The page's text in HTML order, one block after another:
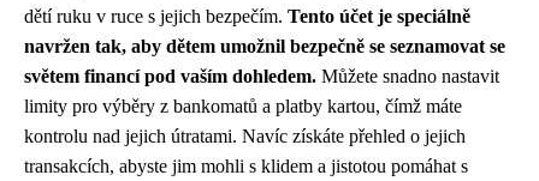
dětí ruku v ruce s jejich bezpečím. Tento účet je speciálně
navržen tak, aby dětem umožnil bezpečně se seznamovat se
světem financí pod vaším dohledem. Můžete snadno nastavit
limity pro výběry z bankomatů a platby kartou, čímž máte
kontrolu nad jejich útratami. Navíc získáte přehled o jejich
transakcích, abyste jim mohli s klidem a jistotou pomáhat s